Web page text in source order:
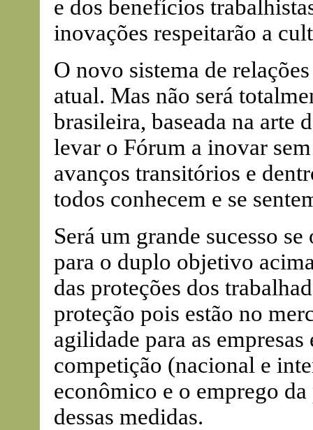
e dos benefícios
inovações respeitarão a
O novo sistema de
atual. Mas não será
brasileira, baseada na
levar o Fórum a inovar
avanços transitórios e
todos conhecem e se
Será um grande sucesso
para o duplo objetivo
das proteções dos
proteção pois estão no
agilidade para as
competição (nacional e
econômico e o emprego
dessas medidas.